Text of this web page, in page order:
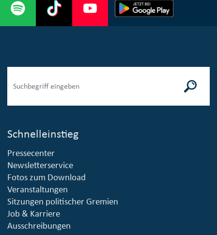
Schnelleinstieg
Pressecenter
Newsletterservice
Fotos zum Download
Veranstaltungen
Sitzungen politischer Gremien
Job & Karriere
Ausschreibungen